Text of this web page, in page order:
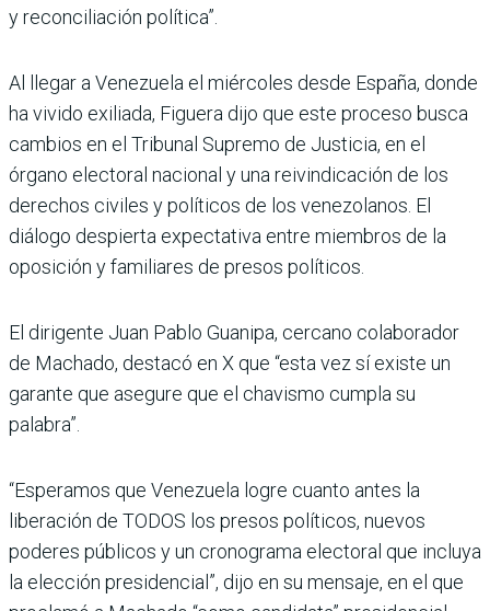
y reconciliación política”.
Al llegar a Venezuela el miércoles desde España, donde
ha vivido exiliada, Figuera dijo que este proceso busca
cambios en el Tribunal Supremo de Justicia, en el
órgano electoral nacional y una reivindicación de los
derechos civiles y políticos de los venezolanos. El
diálogo despierta expectativa entre miembros de la
oposición y familiares de presos políticos.
El dirigente Juan Pablo Guanipa, cercano colaborador
de Machado, destacó en X que “esta vez sí existe un
garante que asegure que el chavismo cumpla su
palabra”.
“Esperamos que Venezuela logre cuanto antes la
liberación de TODOS los presos políticos, nuevos
poderes públicos y un cronograma electoral que incluya
la elección presidencial”, dijo en su mensaje, en el que